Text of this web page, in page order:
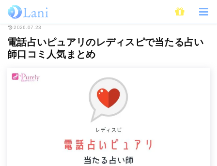
ホーム 電話占い 電話占いピュアリのレディスピで当
2026.07.23
電話占いピュアリのレディスピで当たる占い
師口コミ人気まとめ